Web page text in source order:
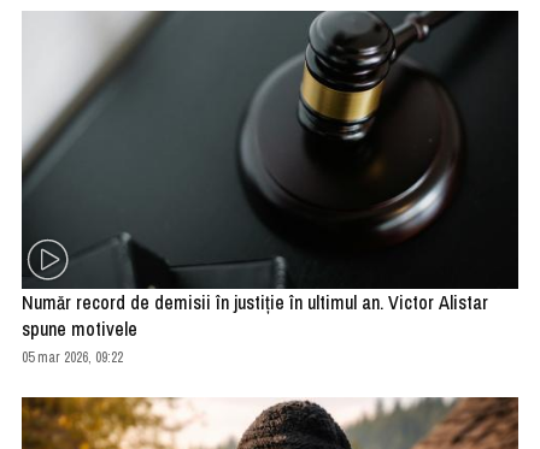
Număr record de demisii în justiţie în ultimul an. Victor Alistar
spune motivele
05 mar 2026, 09:22